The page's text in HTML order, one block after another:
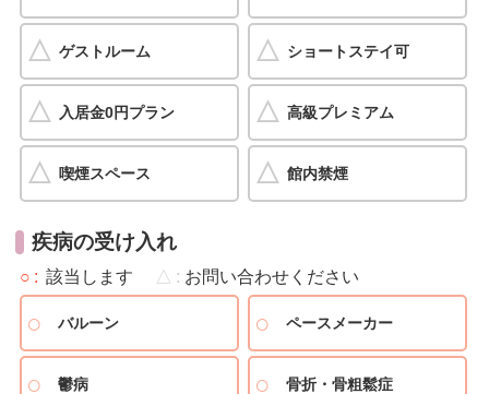
ゲストルーム ショートステイ可
入居金0円プラン 高級プレミアム
喫煙スペース 館内禁煙
疾病の受け入れ
○ 該当します △ お問い合わせください
バルーン ペースメーカー
鬱病 骨折・骨粗鬆症